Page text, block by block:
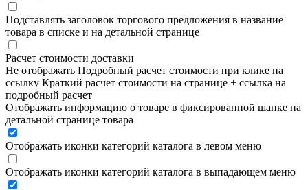
Подставлять заголовок торгового предложения в название
товара в списке и на детальной странице
Расчет стоимости доставки
Не отображать Подробный расчет стоимости при клике на
ссылку Краткий расчет стоимости на странице + ссылка на
подробный расчет
Отображать информацию о товаре в фиксированной шапке на
детальной странице товара
Отображать иконки категорий каталога в левом меню
Отображать иконки категорий каталога в выпадающем меню